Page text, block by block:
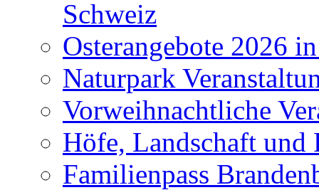
Schweiz
Osterangebote 2026
Naturpark
Vorweihnachtliche
Höfe, Landschaft und
Familienpass